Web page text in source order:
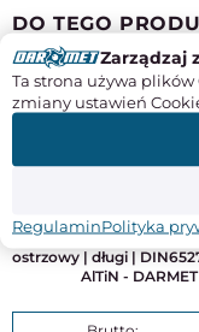
DO TEGO
Frez 6 mm pełnowęglikowy | 3-
ostrzowy | długi |
AlTiN - DARMET
Zarządzaj
Ta strona używa
zmiany ustawień
RegulaminPolityka